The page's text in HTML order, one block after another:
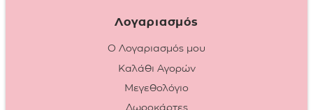
Λογαριασμός
Ο Λογαριασμός μου
Καλάθι Αγορών
Μεγεθολόγιο
Δωροκάρτες